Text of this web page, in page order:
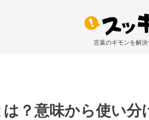
言葉のギモンを解決
は？意味から使い